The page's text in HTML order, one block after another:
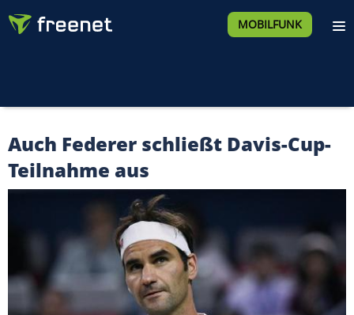
MOBILFUNK
Auch Federer schließt Davis-Cup-
Teilnahme aus